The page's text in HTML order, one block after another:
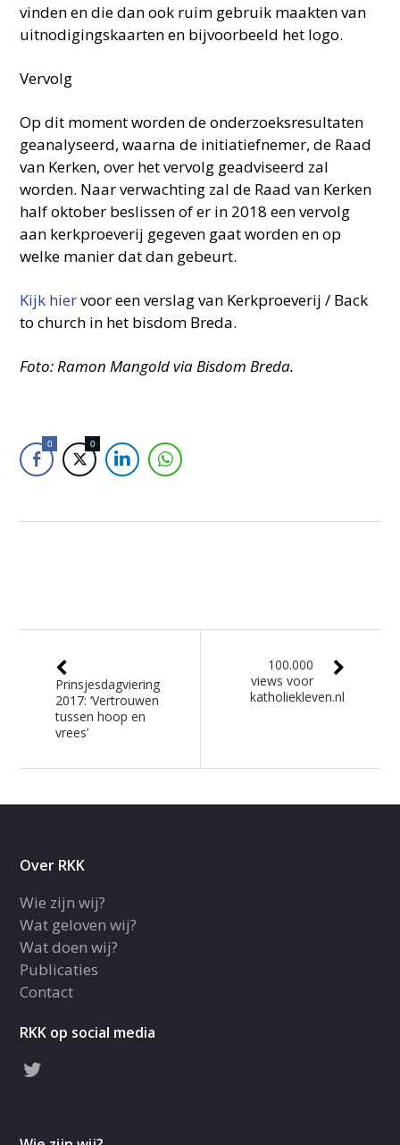
vinden en die dan ook ruim gebruik maakten van
uitnodigingskaarten en bijvoorbeeld het logo.
Vervolg
Op dit moment worden de onderzoeksresultaten
geanalyseerd, waarna de initiatiefnemer, de Raad
van Kerken, over het vervolg geadviseerd zal
worden. Naar verwachting zal de Raad van Kerken
half oktober beslissen of er in 2018 een vervolg
aan kerkproeverij gegeven gaat worden en op
welke manier dat dan gebeurt.
Kijk hiervoor een verslag van Kerkproeverij / Back
to church in het bisdom Breda.
Foto: Ramon Mangold via Bisdom Breda.
0 0
Prinsjesdagviering
2017: ‘Vertrouwen
tussen hoop en
vrees’
100.000
views voor
katholiekleven.nl
Over RKK
Wie zijn wij?
Wat geloven wij?
Wat doen wij?
Publicaties
Contact
RKK op social media